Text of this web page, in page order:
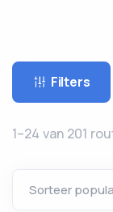
Filters
1–24 van 201